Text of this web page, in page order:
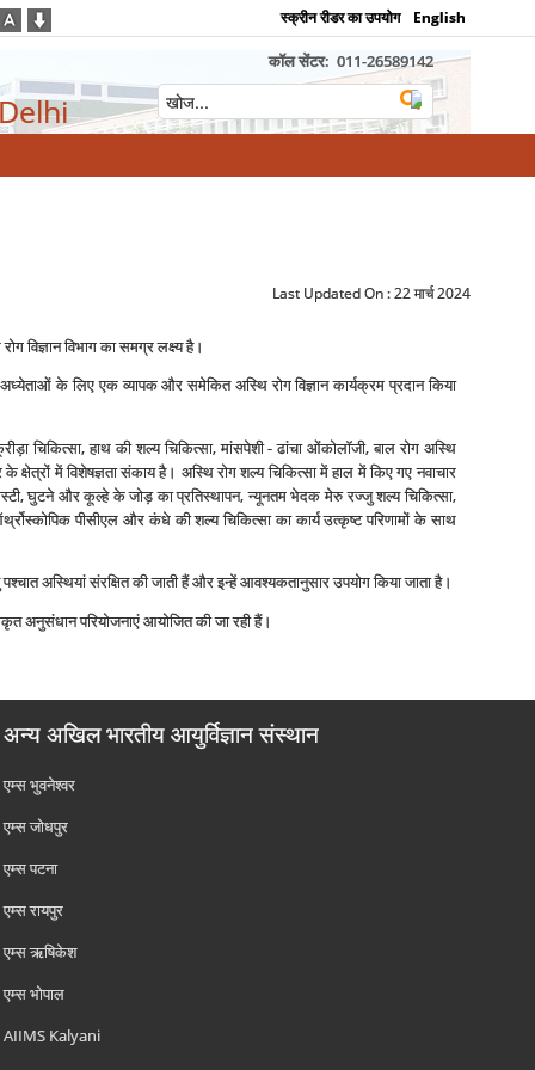
स्क्रीन रीडर का उपयोग English
कॉल सेंटर: 011-26589142
Last Updated On :22 मार्च 2024
विज्ञान विभाग का समग्र लक्ष्‍य है।
अध्‍येताओं के लिए एक व्‍यापक और समेकित अस्थि रोग विज्ञान कार्यक्रम प्रदान किया
चिकित्‍सा, हाथ की शल्‍य चिकित्‍सा, मांसपेशी - ढांचा ओंकोलॉजी, बाल रोग अस्थि
में विशेषज्ञता संकाय है। अस्थि रोग शल्‍य चिकित्‍सा में हाल में किए गए नवाचार
घुटने और कूल्‍हे के जोड़ का प्रतिस्‍थापन, न्‍यूनतम भेदक मेरु रज्‍जु शल्‍य चिकित्‍सा,
पीसीएल और कंधे की शल्‍य चिकित्‍सा का कार्य उत्‍कृष्‍ट परिणामों के साथ
अस्थियां संरक्षित की जाती हैं और इन्‍हें आवश्‍यकतानुसार उपयोग किया जाता है।
अनुसंधान परियोजनाएं आयोजित की जा रही हैं।
अन्य अखिल भारतीय आयुर्विज्ञान संस्थान
एम्‍स भुवनेश्वर
एम्‍स जोधपुर
एम्‍स पटना
एम्‍स रायपुर
एम्‍स ऋषिकेश
एम्‍स भोपाल
AIIMS Kalyani